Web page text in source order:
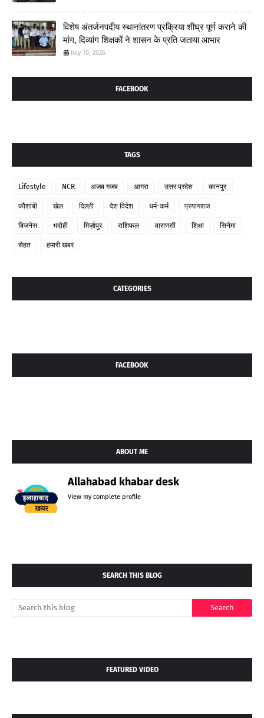
विशेष अंतर्जनपदीय स्थानांतरण प्रक्रिया शीघ्र पूर्ण कराने की
मांग, दिव्यांग शिक्षकों ने शासन के प्रति जताया आभार
July 10, 2026
FACEBOOK
TAGS
Lifestyle NCR अजब गजब आगरा उत्तर प्रदेश कानपुर
कौशांबी खेल दिल्ली देश विदेश धर्म-कर्म प्रयागराज
बिजनेस भदोही मिर्ज़ापुर राशिफल वाराणसी शिक्षा सिनेमा
सेहत हमारी खबर
CATEGORIES
FACEBOOK
ABOUT ME
Allahabad khabar desk
View my complete profile
SEARCH THIS BLOG
FEATURED VIDEO